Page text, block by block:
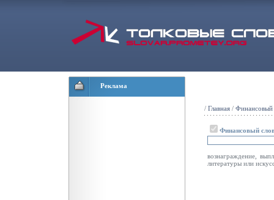
Реклама
/ Главная / Финансовый
Финансовый
вознаграждение,
литературы или